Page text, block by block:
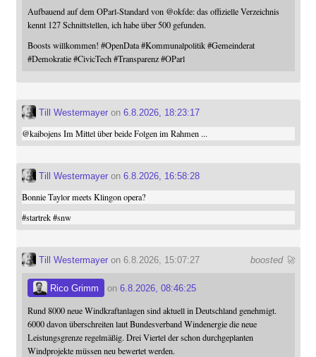
Aufbauend auf dem OParl-Standard von @okfde: das offizielle Verzeichnis
kennt 127 Schnittstellen, ich habe über 500 gefunden.
Boosts willkommen! #OpenData #Kommunalpolitik #Gemeinderat
#Demokratie #CivicTech #Transparenz #OParl
Till Westermayeron 6.8.2026, 18:23:17
@kaibojensIm Mittel über beide Folgen im Rahmen ...
Till Westermayeron 6.8.2026, 16:58:28
Bonnie Taylor meets Klingon opera?
#startrek #snw
boosted 🚀
Till Westermayeron 6.8.2026, 15:07:27
Rico Grimm on 6.8.2026, 08:46:25
Rund 8000 neue Windkraftanlagen sind aktuell in Deutschland genehmigt.
6000 davon überschreiten laut Bundesverband Windenergie die neue
Leistungsgrenze regelmäßig. Drei Viertel der schon durchgeplanten
Windprojekte müssen neu bewertet werden.